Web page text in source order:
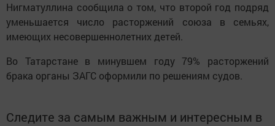
Нигматуллина сообщила о том, что второй год подряд
уменьшается число расторжений союза в семьях,
имеющих несовершеннолетних детей.
Во Татарстане в минувшем году 79% расторжений
брака органы ЗАГС оформили по решениям судов.
Следите за самым важным и интересным в